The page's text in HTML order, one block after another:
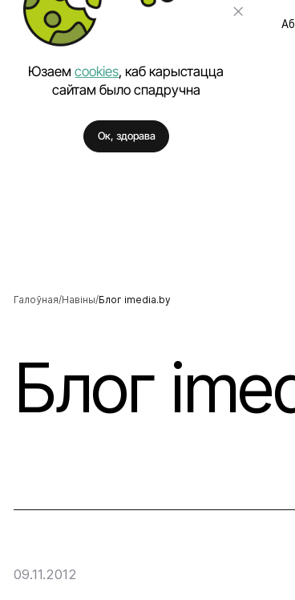
Аб
Галоўная Навіны Блог imedia.by
Блог
09.11.2012
Юзаемcookies, каб карыстацца
сайтам было спадручна
Ок, здорава